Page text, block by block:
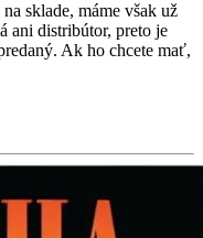
sklade, máme však už
ani distribútor, preto je
Ak ho chcete mať,